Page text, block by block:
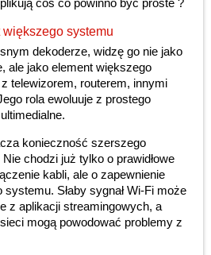
coś co powinno być proste ?
systemu
dekoderze, widzę go nie jako
ale jako element większego
telewizorem, routerem, innymi
rola ewoluuje z prostego
konieczność szerszego
chodzi już tylko o prawidłowe
kabli, ale o zapewnienie
systemu. Słaby sygnał Wi-Fi może
z aplikacji streamingowych, a
mogą powodować problemy z